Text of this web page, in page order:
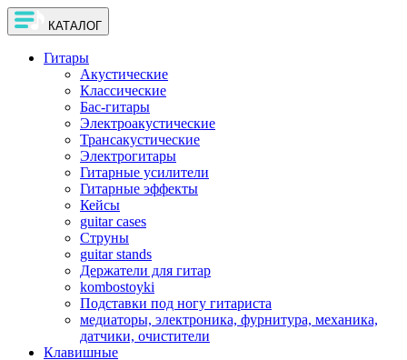
КАТАЛОГ
Гитары
Акустические
Классические
Бас-гитары
Электроакустические
Трансакустические
Электрогитары
Гитарные усилители
Гитарные эффекты
Кейсы
guitar cases
Струны
guitar stands
Держатели для гитар
kombostoyki
Подставки под ногу гитариста
медиаторы, электроника, фурнитура, механика,
датчики, очистители
Клавишные